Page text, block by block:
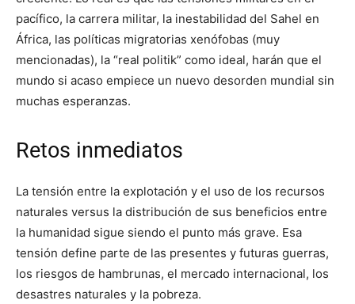
pacífico, la carrera militar, la inestabilidad del Sahel en
África, las políticas migratorias xenófobas (muy
mencionadas), la “real politik” como ideal, harán que el
mundo si acaso empiece un nuevo desorden mundial sin
muchas esperanzas.
Retos inmediatos
La tensión entre la explotación y el uso de los recursos
naturales versus la distribución de sus beneficios entre
la humanidad sigue siendo el punto más grave. Esa
tensión define parte de las presentes y futuras guerras,
los riesgos de hambrunas, el mercado internacional, los
desastres naturales y la pobreza.